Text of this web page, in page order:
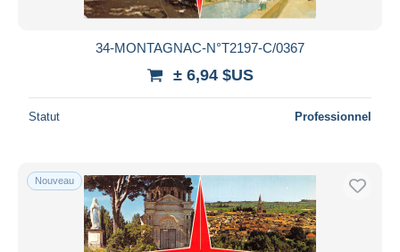
34-MONTAGNAC-N°T2197-C/0367
± 6,94 $US
Statut Professionnel
Nouveau